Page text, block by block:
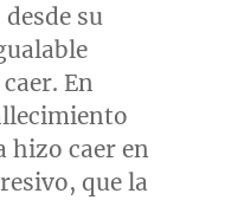
su
En
hizo caer en
que la